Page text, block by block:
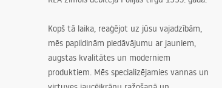
Kopš tā laika, reaģējot uz jūsu vajadzībām,
mēs papildinām piedāvājumu ar jauniem,
augstas kvalitātes un moderniem
produktiem. Mēs specializējamies vannas un